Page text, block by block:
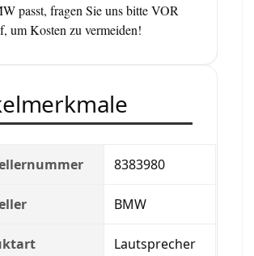
passt, fragen Sie uns bitte VOR
um Kosten zu vermeiden!
8383980
BMW
Lautsprecher